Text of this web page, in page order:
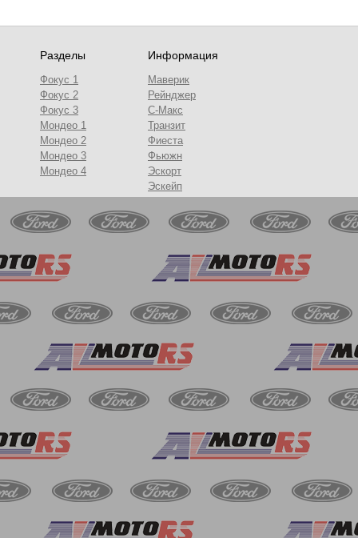
Разделы
Фокус 1
Фокус 2
Фокус 3
Мондео 1
Мондео 2
Мондео 3
Мондео 4
Информация
Маверик
Рейнджер
С-Макс
Транзит
Фиеста
Фьюжн
Эскорт
Эскейп